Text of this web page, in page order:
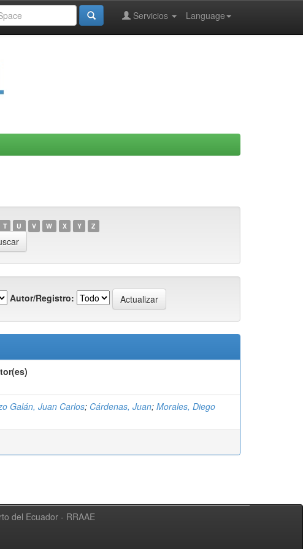
Language
Servicios
T U V W X Y Z
Autor/Registro:
Galán, Juan Carlos; Cárdenas, Juan; Morales, Diego
del Ecuador - RRAAE